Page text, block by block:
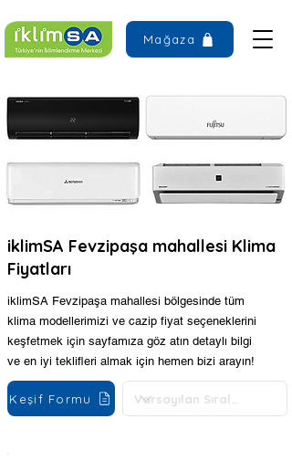
Mağaza
iklimSA Fevzipaşa mahallesi Klima
Fiyatları
iklimSA Fevzipaşa mahallesi bölgesinde tüm
klima modellerimizi ve cazip fiyat seçeneklerini
keşfetmek için sayfamıza göz atın detaylı bilgi
ve en iyi teklifleri almak için hemen bizi arayın!
Keşif Formu